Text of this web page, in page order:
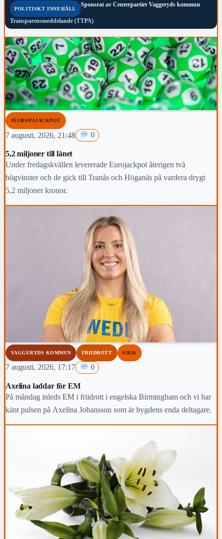
POLITISKT INNEHÅLL
Sponsrat av Centerpartiet Vaggeryds kommun
Transparensmeddelande (TTPA)
#EUROPAJACKPOT
7 augusti, 2026, 21:48 0
5,2 miljoner till länet
Under fredagskvällen levererade Eurojackpot återigen två
högvinster och de gick till Tranås och Höganäs på vardera drygt
5,2 miljoner kronor.
VAGGERYDS KOMMUN FRIIDROTT #2026
7 augusti, 2026, 17:17 0
Axelina laddar för EM
På måndag inleds EM i friidrott i engelska Birmingham och vi har
känt pulsen på Axelina Johansson som är bygdens enda deltagare.